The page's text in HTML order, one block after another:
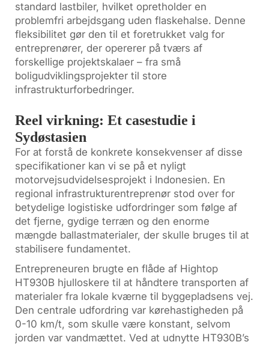
standard lastbiler, hvilket opretholder en
problemfri arbejdsgang uden flaskehalse. Denne
fleksibilitet gør den til et foretrukket valg for
entreprenører, der opererer på tværs af
forskellige projektskalaer – fra små
boligudviklingsprojekter til store
infrastrukturforbedringer.
Reel virkning: Et casestudie i
Sydøstasien
For at forstå de konkrete konsekvenser af disse
specifikationer kan vi se på et nyligt
motorvejsudvidelsesprojekt i Indonesien. En
regional infrastrukturentreprenør stod over for
betydelige logistiske udfordringer som følge af
det fjerne, gydige terræn og den enorme
mængde ballastmaterialer, der skulle bruges til at
stabilisere fundamentet.
Entrepreneuren brugte en flåde af Hightop
HT930B hjulloskere til at håndtere transporten af
materialer fra lokale kværne til byggepladsens vej.
Den centrale udfordring var kørehastigheden på
0-10 km/t, som skulle være konstant, selvom
jorden var vandmættet. Ved at udnytte HT930B’s